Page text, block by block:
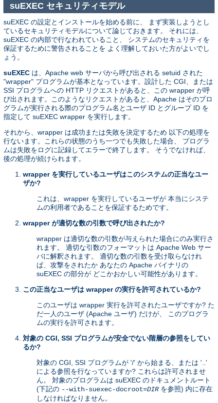
suEXEC セキュリティモデル
suEXEC の設定とインストールを始める前に、 まず実装しようとし
ているセキュリティモデルについて論じておきます。 それには、
suEXEC の内部で行なわれていること、 システムのセキュリティを
保証するために警告されることを よく理解しておいた方がよいでし
ょう。
suEXEC は、Apache web サーバから呼び出される setuid された
"wrapper" プログラムが基本となっています。設計した CGI、または
SSI プログラムへの HTTP リクエストがあると、この wrapper が呼
び出されます。このようなリクエストがあると、Apache はそのプロ
グラムが実行される際のプログラム名とユーザ ID とグループ ID を
指定して suEXEC wrapper を実行します。
それから、wrapper は成功または失敗を決定するため 以下の処理を
行ないます。これらの状態のうち一つでも失敗した場合、 プログラ
ムは失敗をログに記録してエラーで終了します。 そうでなければ、
後の処理が続けられます。
wrapper を実行しているユーザはこのシステムの正当なユー
ザか?
これは、wrapper を実行しているユーザが 本当にシステ
ムの利用者であることを保証するためです。
wrapper が適切な数の引数で呼び出されたか?
wrapper は適切な数の引数が与えられた場合にのみ実行さ
れます。 適切な引数のフォーマットは Apache Web サー
バに解釈されます。 適切な数の引数を受け取らなけれ
ば、攻撃をされたか あなたの Apache バイナリの
suEXEC の部分が どこかおかしい可能性があります。
この正当なユーザは wrapper の実行を許可されているか?
このユーザは wrapper 実行を許可されたユーザですか? た
だ一人のユーザ (Apache ユーザ) だけが、 このプログラ
ムの実行を許可されます。
対象の CGI, SSI プログラムが安全でない階層の参照をしてい
るか?
対象の CGI, SSI プログラムが '/' から始まる、または '..'
による参照を行なっていますか? これらは許可されませ
ん。 対象のプログラムは suEXEC のドキュメントルート
(下記の --with-suexec-docroot=DIRを参照) 内に存在
しなければなりません。